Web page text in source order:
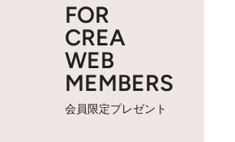
FOR
CREA
WEB
MEMBERS
会員限定プレゼント